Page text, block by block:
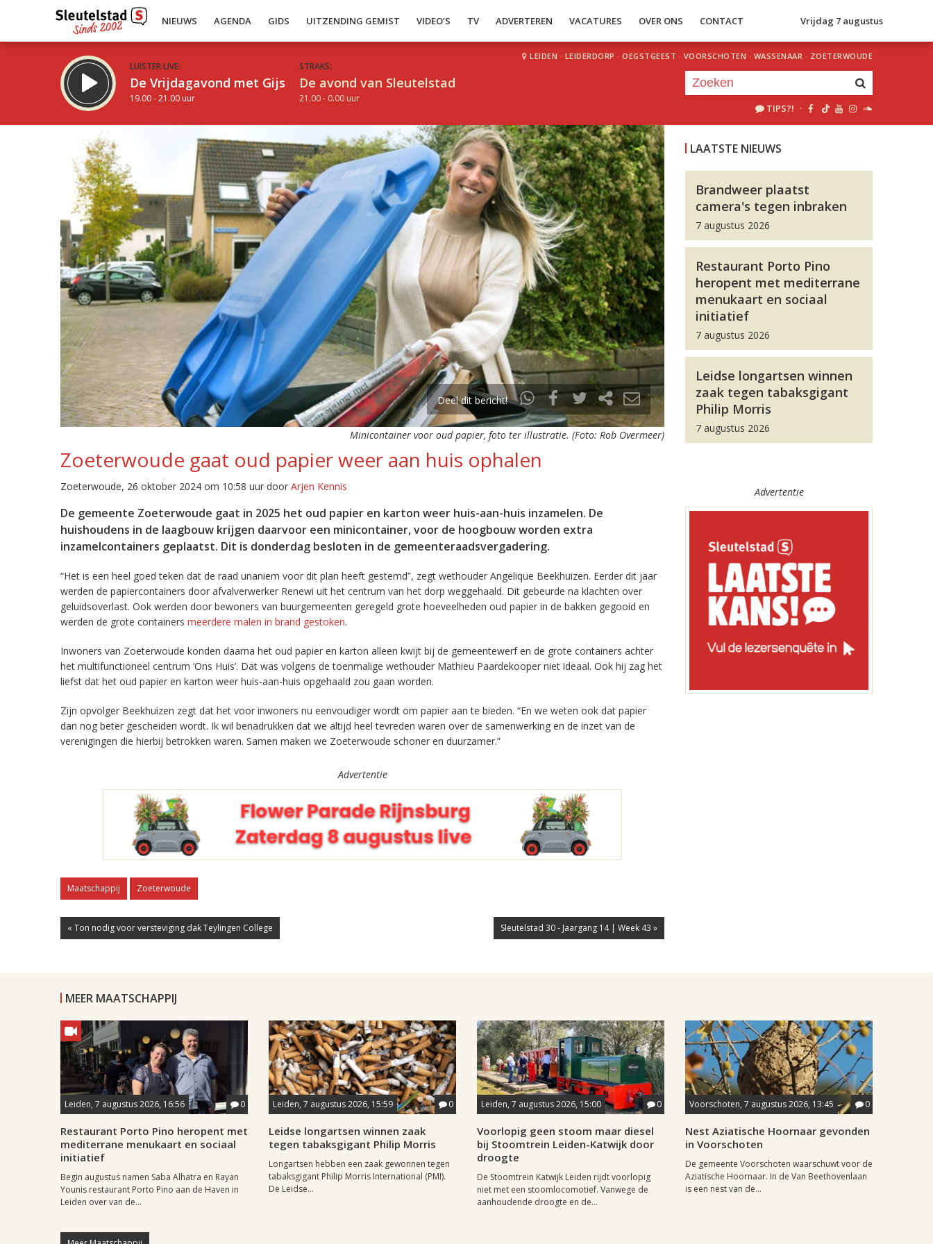
NIEUWS AGENDA GIDS UITZENDING GEMIST VIDEO’S TV ADVERTEREN VACATURES OVER ONS CONTACT Vrijdag 7 augustus
LUISTER LIVE:
De Vrijdagavond met Gijs
19.00 - 21.00 uur
STRAKS:
De avond van Sleutelstad
21.00 - 0.00 uur
LEIDEN · LEIDERDORP · OEGSTGEEST · VOORSCHOTEN · WASSENAAR · ZOETERWOUDE
TIPS?! ·
Inklappen
Deel dit bericht!
Minicontainer voor oud papier, foto ter illustratie. (Foto: Rob Overmeer)
Zoeterwoude gaat oud papier weer aan huis ophalen
Zoeterwoude, 26 oktober 2024 om 10:58 uur door Arjen Kennis
De gemeente Zoeterwoude gaat in 2025 het oud papier en karton weer huis-aan-huis inzamelen. De
huishoudens in de laagbouw krijgen daarvoor een minicontainer, voor de hoogbouw worden extra
inzamelcontainers geplaatst. Dit is donderdag besloten in de gemeenteraadsvergadering.
“Het is een heel goed teken dat de raad unaniem voor dit plan heeft gestemd”, zegt wethouder Angelique Beekhuizen. Eerder dit jaar
werden de papiercontainers door afvalverwerker Renewi uit het centrum van het dorp weggehaald. Dit gebeurde na klachten over
geluidsoverlast. Ook werden door bewoners van buurgemeenten geregeld grote hoeveelheden oud papier in de bakken gegooid en
werden de grote containers meerdere malen in brand gestoken.
Inwoners van Zoeterwoude konden daarna het oud papier en karton alleen kwijt bij de gemeentewerf en de grote containers achter
het multifunctioneel centrum ‘Ons Huis’. Dat was volgens de toenmalige wethouder Mathieu Paardekooper niet ideaal. Ook hij zag het
liefst dat het oud papier en karton weer huis-aan-huis opgehaald zou gaan worden.
Zijn opvolger Beekhuizen zegt dat het voor inwoners nu eenvoudiger wordt om papier aan te bieden. “En we weten ook dat papier
dan nog beter gescheiden wordt. Ik wil benadrukken dat we altijd heel tevreden waren over de samenwerking en de inzet van de
verenigingen die hierbij betrokken waren. Samen maken we Zoeterwoude schoner en duurzamer.”
Advertentie
Maatschappij Zoeterwoude
« Ton nodig voor versteviging dak Teylingen College Sleutelstad 30 - Jaargang 14 | Week 43 »
LAATSTE NIEUWS
Brandweer plaatst
camera's tegen inbraken
7 augustus 2026
Restaurant Porto Pino
heropent met mediterrane
menukaart en sociaal
initiatief
7 augustus 2026
Leidse longartsen winnen
zaak tegen tabaksgigant
Philip Morris
7 augustus 2026
Advertentie
MEER MAATSCHAPPIJ
Leiden, 7 augustus 2026, 16:56 0
Restaurant Porto Pino heropent met
mediterrane menukaart en sociaal
initiatief
Begin augustus namen Saba Alhatra en Rayan
Younis restaurant Porto Pino aan de Haven in
Leiden over van de...
Leiden, 7 augustus 2026, 15:59 0
Leidse longartsen winnen zaak
tegen tabaksgigant Philip Morris
Longartsen hebben een zaak gewonnen tegen
tabaksgigant Philip Morris International (PMI).
De Leidse...
Leiden, 7 augustus 2026, 15:00 0
Voorlopig geen stoom maar diesel
bij Stoomtrein Leiden-Katwijk door
droogte
De Stoomtrein Katwijk Leiden rijdt voorlopig
niet met een stoomlocomotief. Vanwege de
aanhoudende droogte en de...
Voorschoten, 7 augustus 2026, 13:45 0
Nest Aziatische Hoornaar gevonden
in Voorschoten
De gemeente Voorschoten waarschuwt voor de
Aziatische Hoornaar. In de Van Beethovenlaan
is een nest van de...